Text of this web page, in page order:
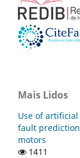
Mais Lidos
Use of
fault
motors
1411